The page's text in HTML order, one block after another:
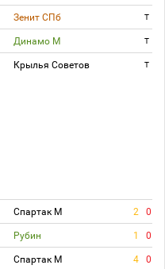
Зенит СПб
T
Динамо М
T
Крылья Советов T
Спартак М 2 0
Рубин 1 0
Спартак М 4 0